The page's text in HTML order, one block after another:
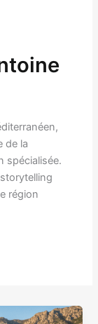
de la
spécialisée.
région